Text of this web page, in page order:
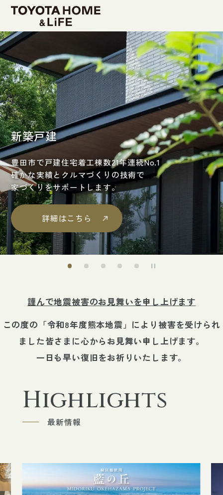
TOP
新築戸建
新築戸建（注文住宅）
新築分譲地（分譲住宅）
新築分譲マンション
リフォーム
不動産売買
不動産購入
代表ご挨拶
企業理念・行動指針
沿革
業績
採用情報
ニュースリリースアーカイブ
新築戸建
豊田市で戸建住宅着工棟数21年連続No.1
確かな実績とクルマづくりの技術で
家づくりをサポートします。
詳細はこちら
謹んで地震被害のお見舞いを申し上げます
この度の「令和8年度熊本地震」により被害を受けられ
ました皆さまに心からお見舞い申し上げます。
一日も早い復旧をお祈りいたします。
Highlights
最新情報